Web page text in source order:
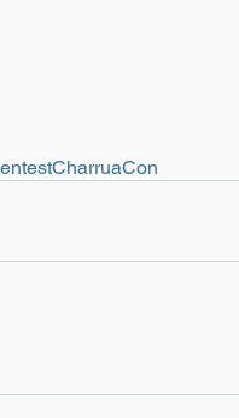
CharruaCon